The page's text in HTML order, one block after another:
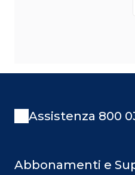
Assistenza 800
Abbonamenti e